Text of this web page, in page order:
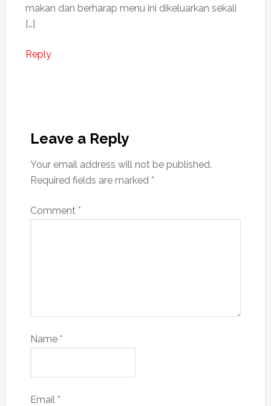
makan dan berharap menu ini dikeluarkan sekali
[…]
Reply
Leave a Reply
Your email address will not be published.
Required fields are marked *
Comment *
Name *
Email *